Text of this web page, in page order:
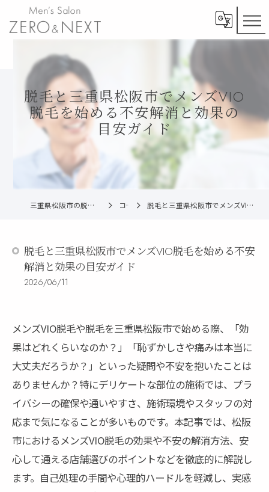
脱毛と三重県松阪市でメンズVIO
脱毛を始める不安解消と効果の
目安ガイド
三重県松阪市の脱毛ならメンズ脱毛ZERO松阪店 コラム 脱毛と三重県松阪市でメンズVIO脱毛を始める不安解消と効果の目安ガイド
脱毛と三重県松阪市でメンズVIO脱毛を始める不安
解消と効果の目安ガイド
2026/06/11
メンズVIO脱毛や脱毛を三重県松阪市で始める際、「効
果はどれくらいなのか？」「恥ずかしさや痛みは本当に
大丈夫だろうか？」といった疑問や不安を抱いたことは
ありませんか？特にデリケートな部位の施術では、プラ
イバシーの確保や通いやすさ、施術環境やスタッフの対
応まで気になることが多いものです。本記事では、松阪
市におけるメンズVIO脱毛の効果や不安の解消方法、安
心して通える店舗選びのポイントなどを徹底的に解説し
ます。自己処理の手間や心理的ハードルを軽減し、実感